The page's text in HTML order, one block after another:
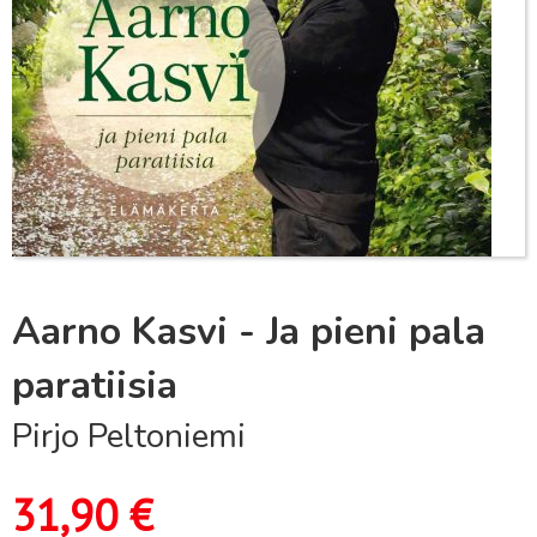
Aarno Kasvi - Ja pieni pala
paratiisia
Pirjo Peltoniemi
31,90€